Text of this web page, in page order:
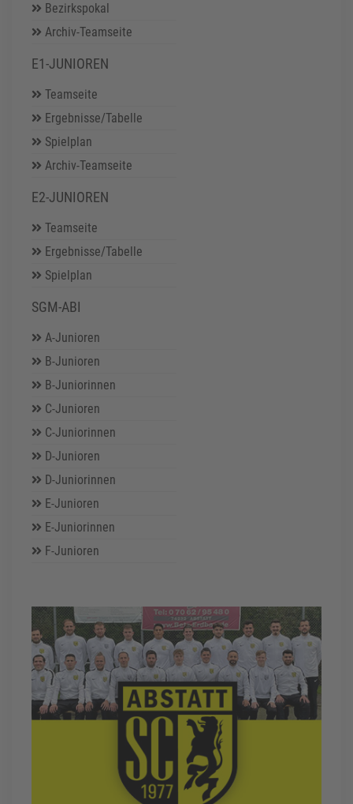
Bezirkspokal
Archiv-Teamseite
E1-JUNIOREN
Teamseite
Ergebnisse/Tabelle
Spielplan
Archiv-Teamseite
E2-JUNIOREN
Teamseite
Ergebnisse/Tabelle
Spielplan
SGM-ABI
A-Junioren
B-Junioren
B-Juniorinnen
C-Junioren
C-Juniorinnen
D-Junioren
D-Juniorinnen
E-Junioren
E-Juniorinnen
F-Junioren